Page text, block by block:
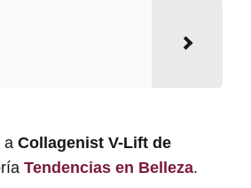
a Collagenist V-Lift de
Tendencias en Belleza.